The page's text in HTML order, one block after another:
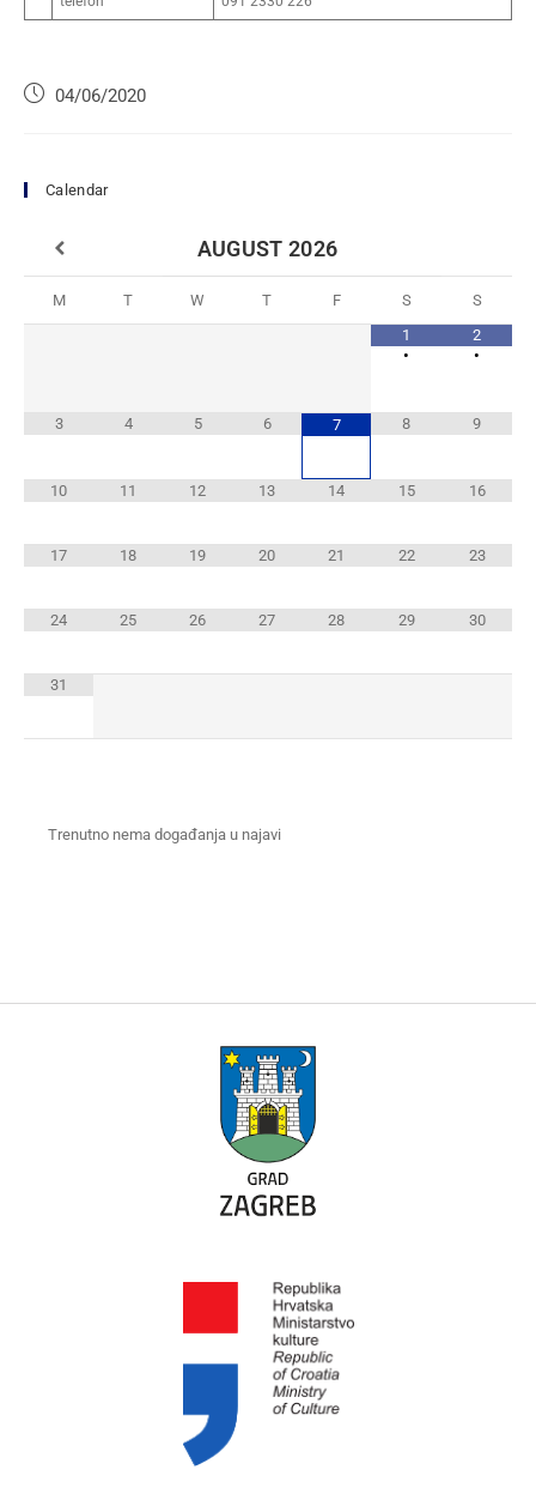
04/06/2020
Calendar
AUGUST 2026
M T W T F S
S
1
•
2
•
3 4 5 6 7 8 9
10 11 12 13 14 15 16
17 18 19 20 21 22 23
24 25 26 27 28 29 30
31
Trenutno nema događanja u najavi